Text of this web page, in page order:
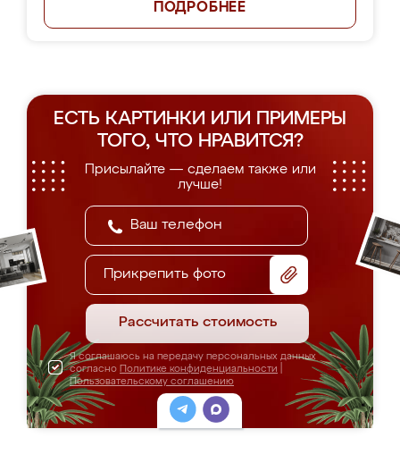
ПОДРОБНЕЕ
ЕСТЬ КАРТИНКИ ИЛИ ПРИМЕРЫ
ТОГО, ЧТО НРАВИТСЯ?
Присылайте — сделаем также или
лучше!
Прикрепить фото
Рассчитать стоимость
Я соглашаюсь на передачу персональных данных
согласно Политике конфиденциальности
Пользовательскому соглашению